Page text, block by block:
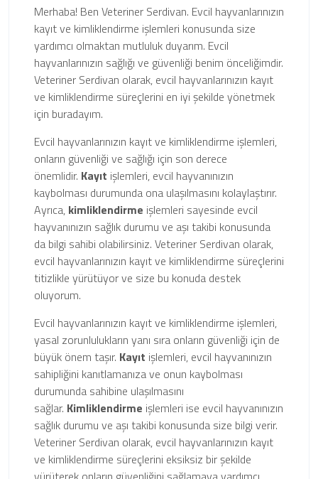
Merhaba! Ben Veteriner Serdivan. Evcil hayvanlarınızın
kayıt ve kimliklendirme işlemleri konusunda size
yardımcı olmaktan mutluluk duyarım. Evcil
hayvanlarınızın sağlığı ve güvenliği benim önceliğimdir.
Veteriner Serdivan olarak, evcil hayvanlarınızın kayıt
ve kimliklendirme süreçlerini en iyi şekilde yönetmek
için buradayım.
Evcil hayvanlarınızın kayıt ve kimliklendirme işlemleri,
onların güvenliği ve sağlığı için son derece
önemlidir. Kayıt işlemleri, evcil hayvanınızın
kaybolması durumunda ona ulaşılmasını kolaylaştırır.
Ayrıca, kimliklendirme işlemleri sayesinde evcil
hayvanınızın sağlık durumu ve aşı takibi konusunda
da bilgi sahibi olabilirsiniz. Veteriner Serdivan olarak,
evcil hayvanlarınızın kayıt ve kimliklendirme süreçlerini
titizlikle yürütüyor ve size bu konuda destek
oluyorum.
Evcil hayvanlarınızın kayıt ve kimliklendirme işlemleri,
yasal zorunlulukların yanı sıra onların güvenliği için de
büyük önem taşır. Kayıt işlemleri, evcil hayvanınızın
sahipliğini kanıtlamanıza ve onun kaybolması
durumunda sahibine ulaşılmasını
sağlar. Kimliklendirme işlemleri ise evcil hayvanınızın
sağlık durumu ve aşı takibi konusunda size bilgi verir.
Veteriner Serdivan olarak, evcil hayvanlarınızın kayıt
ve kimliklendirme süreçlerini eksiksiz bir şekilde